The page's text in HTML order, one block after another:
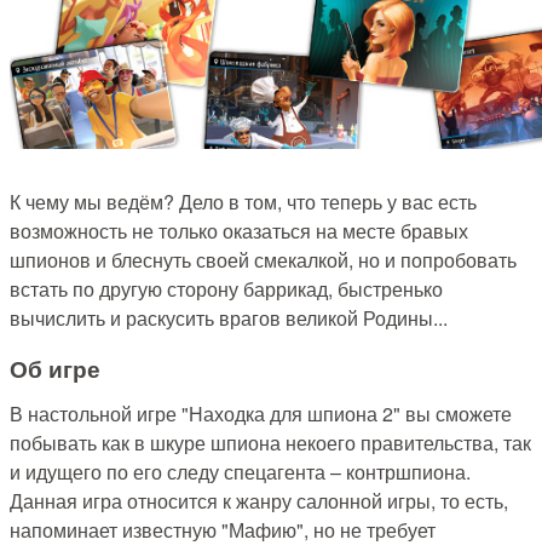
К чему мы ведём? Дело в том, что теперь у вас есть
возможность не только оказаться на месте бравых
шпионов и блеснуть своей смекалкой, но и попробовать
встать по другую сторону баррикад, быстренько
вычислить и раскусить врагов великой Родины...
Об игре
В настольной игре "Находка для шпиона 2" вы сможете
побывать как в шкуре шпиона некоего правительства, так
и идущего по его следу спецагента – контршпиона.
Данная игра относится к жанру салонной игры, то есть,
напоминает известную "Мафию", но не требует